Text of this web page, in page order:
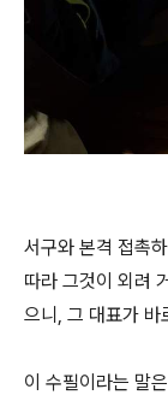
서구와 본격 접촉
따라 그것이 외려
으니, 그 대표가 바
이 수필이라는 말